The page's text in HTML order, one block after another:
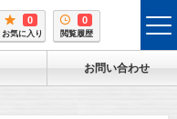
0
お気に入り
0
閲覧履歴
お問い合わせ